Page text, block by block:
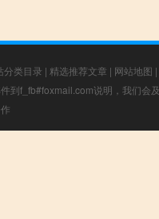
分类目录 | 精选推荐文章 | 网站地图 |
到f_fb#foxmail.com说明，我们会